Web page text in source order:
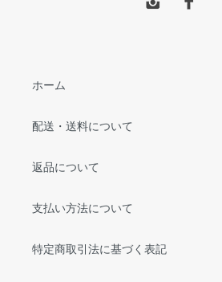
ホーム
配送・送料について
返品について
支払い方法について
特定商取引法に基づく表記